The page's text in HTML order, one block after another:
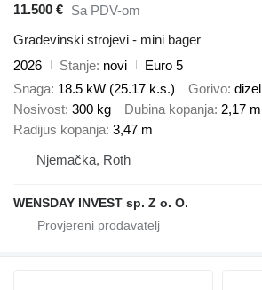
11.500 € Sa PDV-om
Građevinski strojevi - mini bager
2026
Stanje novi
Euro 5
Snaga 18.5 kW (25.17 k.s.) Gorivo dizel
Nosivost 300 kg Dubina kopanja 2,17 m
Radijus kopanja 3,47 m
Njemačka, Roth
WENSDAY INVEST sp. Z o. O.